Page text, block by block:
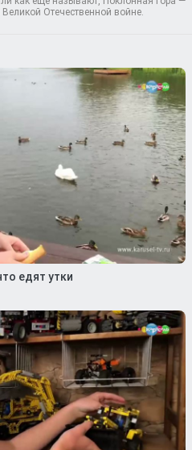
Отечественной войне.
едят утки